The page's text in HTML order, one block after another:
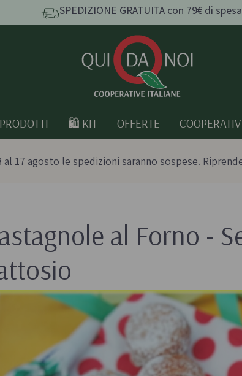
SPEDIZIONE GRATUITA con 79€ di spesa
passate
Pasta, Riso e Cereali
Farine biologiche
Cereali
🛍️ KIT OFFERTE
al 17 agosto le spedizioni saranno sospese.
al Forno -